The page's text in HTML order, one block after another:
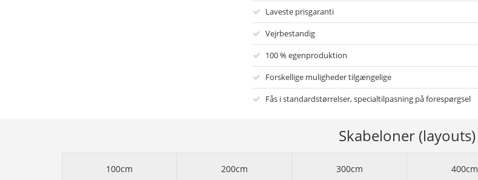
Laveste prisgaranti
Vejrbestandig
100 % egenproduktion
Forskellige muligheder tilgængelige
Fås i standardstørrelser, specialtilpasning på forespørgsel
Skabeloner (layouts)
100cm 200cm 300cm 400cm